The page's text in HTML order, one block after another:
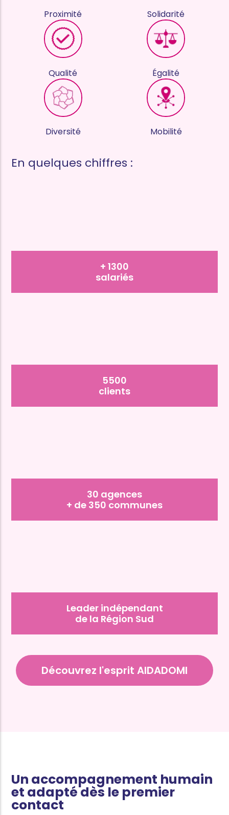
Proximité Solidarité
Qualité Égalité
Diversité Mobilité
En quelques chiffres :
+ 1300
salariés
5500
clients
30 agences
+ de 350 communes
Leader indépendant
de la Région Sud
Découvrez l'esprit AIDADOMI
Un accompagnement humain
et adapté dès le premier
contact